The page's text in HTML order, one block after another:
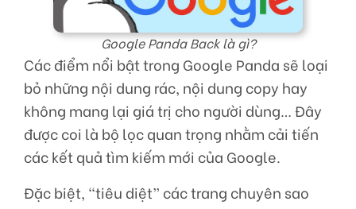
Google Panda Back là gì?
Các điểm nổi bật trong Google Panda sẽ loại
bỏ những nội dung rác, nội dung copy hay
không mang lại giá trị cho người dùng… Đây
được coi là bộ lọc quan trọng nhằm cải tiến
các kết quả tìm kiếm mới của Google.
Đặc biệt, “tiêu diệt” các trang chuyên sao